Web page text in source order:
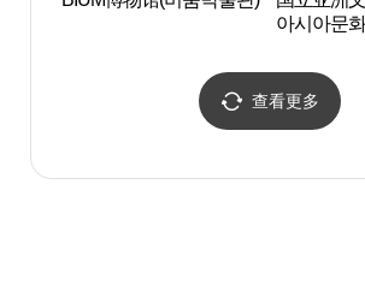
아시아문
查看更多